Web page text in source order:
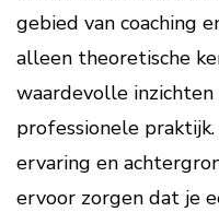
gebied van coaching
alleen theoretische
waardevolle
professionele
ervaring en
ervoor zorgen dat je